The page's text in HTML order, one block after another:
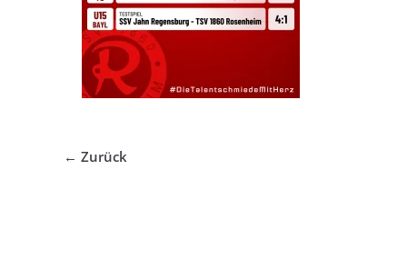
← Zurück